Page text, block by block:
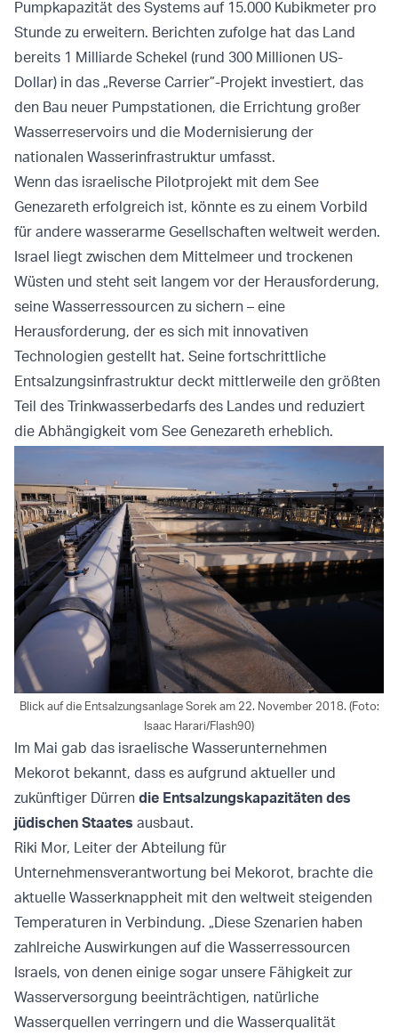
Pumpkapazität des Systems auf 15.000 Kubikmeter pro
Stunde zu erweitern. Berichten zufolge hat das Land
bereits 1 Milliarde Schekel (rund 300 Millionen US-
Dollar) in das „Reverse Carrier”-Projekt investiert, das
den Bau neuer Pumpstationen, die Errichtung großer
Wasserreservoirs und die Modernisierung der
nationalen Wasserinfrastruktur umfasst.
Wenn das israelische Pilotprojekt mit dem See
Genezareth erfolgreich ist, könnte es zu einem Vorbild
für andere wasserarme Gesellschaften weltweit werden.
Israel liegt zwischen dem Mittelmeer und trockenen
Wüsten und steht seit langem vor der Herausforderung,
seine Wasserressourcen zu sichern – eine
Herausforderung, der es sich mit innovativen
Technologien gestellt hat. Seine fortschrittliche
Entsalzungsinfrastruktur deckt mittlerweile den größten
Teil des Trinkwasserbedarfs des Landes und reduziert
die Abhängigkeit vom See Genezareth erheblich.
Blick auf die Entsalzungsanlage Sorek am 22. November 2018. (Foto:
Isaac Harari/Flash90)
Im Mai gab das israelische Wasserunternehmen
Mekorot bekannt, dass es aufgrund aktueller und
zukünftiger Dürren die Entsalzungskapazitäten des
jüdischen Staates ausbaut.
Riki Mor, Leiter der Abteilung für
Unternehmensverantwortung bei Mekorot, brachte die
aktuelle Wasserknappheit mit den weltweit steigenden
Temperaturen in Verbindung. „Diese Szenarien haben
zahlreiche Auswirkungen auf die Wasserressourcen
Israels, von denen einige sogar unsere Fähigkeit zur
Wasserversorgung beeinträchtigen, natürliche
Wasserquellen verringern und die Wasserqualität